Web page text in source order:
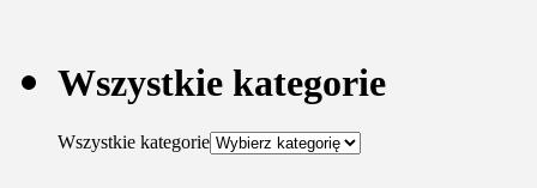
Wszystkie kategorie
Wszystkie kategorie